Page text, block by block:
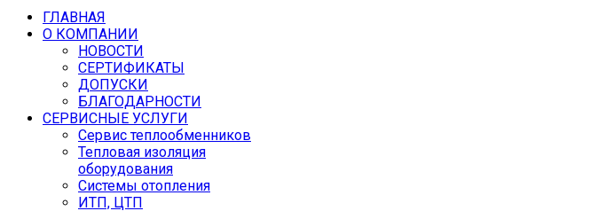
ГЛАВНАЯ
О КОМПАНИИ
НОВОСТИ
СЕРТИФИКАТЫ
ДОПУСКИ
БЛАГОДАРНОСТИ
СЕРВИСНЫЕ УСЛУГИ
Сервис теплообменников
Тепловая изоляция
оборудования
Системы отопления
ИТП, ЦТП